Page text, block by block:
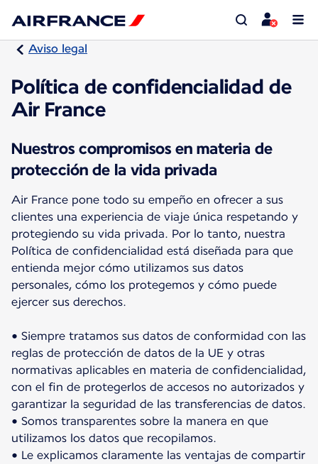
Aviso legal
Política de confidencialidad de
Air France
Nuestros compromisos en materia de
protección de la vida privada
Air France pone todo su empeño en ofrecer a sus
clientes una experiencia de viaje única respetando y
protegiendo su vida privada. Por lo tanto, nuestra
Política de confidencialidad está diseñada para que
entienda mejor cómo utilizamos sus datos
personales, cómo los protegemos y cómo puede
ejercer sus derechos.
• Siempre tratamos sus datos de conformidad con las
reglas de protección de datos de la UE y otras
normativas aplicables en materia de confidencialidad,
con el fin de protegerlos de accesos no autorizados y
garantizar la seguridad de las transferencias de datos.
• Somos transparentes sobre la manera en que
utilizamos los datos que recopilamos.
• Le explicamos claramente las ventajas de compartir